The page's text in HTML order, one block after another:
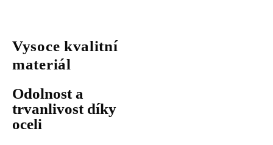
Vysoce kvalitní
materiál
Odolnost a
trvanlivost díky
oceli